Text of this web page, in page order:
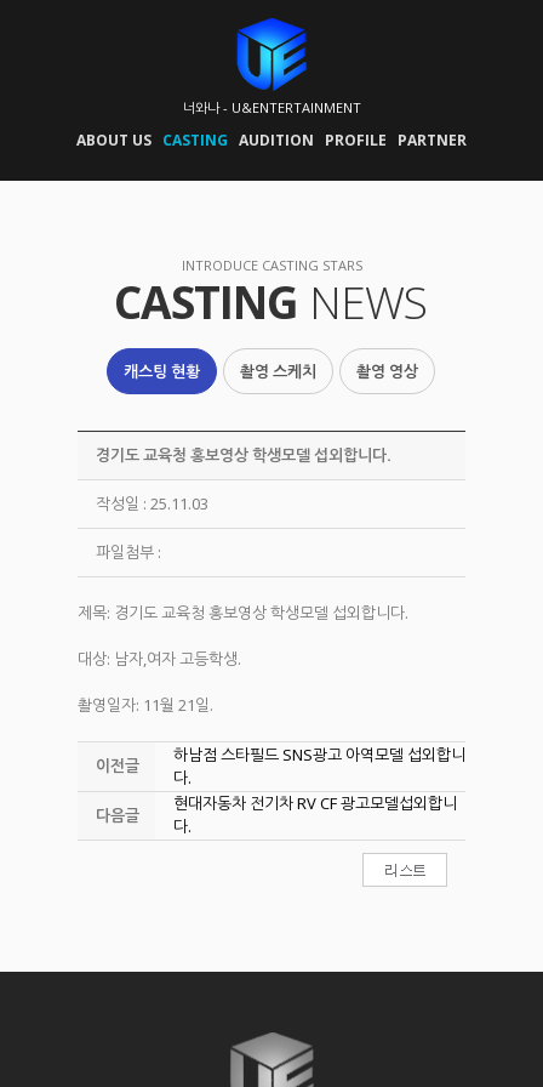
너와나 - U&ENTERTAINMENT
ABOUT US CASTING AUDITION PROFILE PARTNER
INTRODUCE CASTING STARS
CASTING NEWS
캐스팅 현황 촬영 스케치 촬영 영상
경기도 교육청 홍보영상 학생모델 섭외합니다.
작성일 : 25.11.03
파일첨부 :
제목: 경기도 교육청 홍보영상 학생모델 섭외합니다.
대상: 남자,여자 고등학생.
촬영일자: 11월 21일.
이전글
하남점 스타필드 SNS광고 아역모델 섭외합니
다.
다음글
현대자동차 전기차 RV CF 광고모델섭외합니
다.